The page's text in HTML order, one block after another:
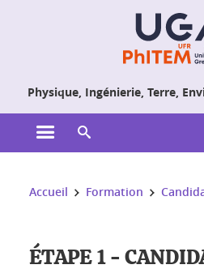
Physique, Ingénierie, Terre,
Ouvrir le menu principal
Vous êtes ici :
Accueil Formation
ÉTAPE 1 -